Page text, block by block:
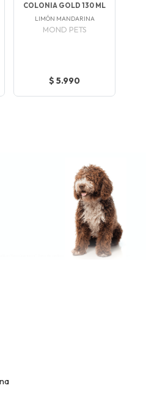
COLONIA GOLD 130 ML
LIMÓN MANDARINA
MOND PETS
$ 5.990